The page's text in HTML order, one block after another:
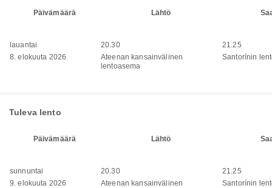
Päivämäärä Lähtö
lauantai
8. elokuuta 2026
20.30
Ateenan kansainvälinen
lentoasema
21.25
Santorínin
Tuleva lento
Päivämäärä Lähtö
sunnuntai
9. elokuuta 2026
20.30
Ateenan kansainvälinen
21.25
Santorínin